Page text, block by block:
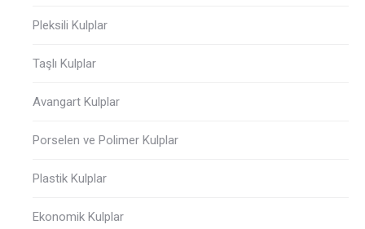
Pleksili Kulplar
Taşlı Kulplar
Avangart Kulplar
Porselen ve Polimer Kulplar
Plastik Kulplar
Ekonomik Kulplar